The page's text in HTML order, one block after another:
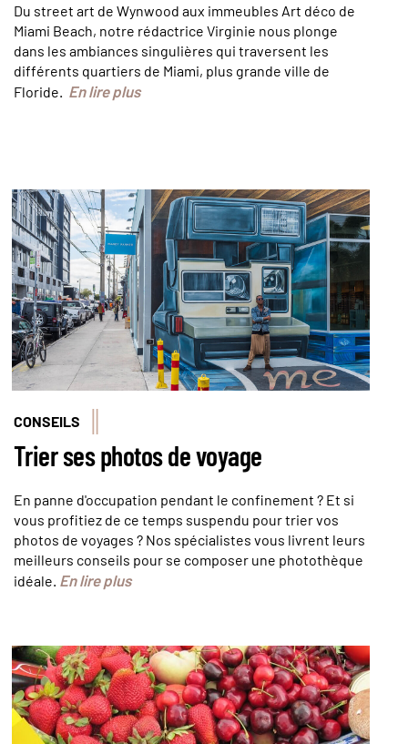
Du street art de Wynwood aux immeubles Art déco de
Miami Beach, notre rédactrice Virginie nous plonge
dans les ambiances singulières qui traversent les
différents quartiers de Miami, plus grande ville de
Floride. En lire plus
Le quartier de Wynwood Walls à Miami (Floride).
© Jeoffrey Guillemard/Haytham-Rea/Comptoir
des Voyages
CONSEILS
Trier ses photos de voyage
En panne d'occupation pendant le confinement ? Et si
vous profitiez de ce temps suspendu pour trier vos
photos de voyages ? Nos spécialistes vous livrent leurs
meilleurs conseils pour se composer une photothèque
idéale. En lire plus
Le marché Fort Mason Center © Fort Mason
Center Farmers' Market